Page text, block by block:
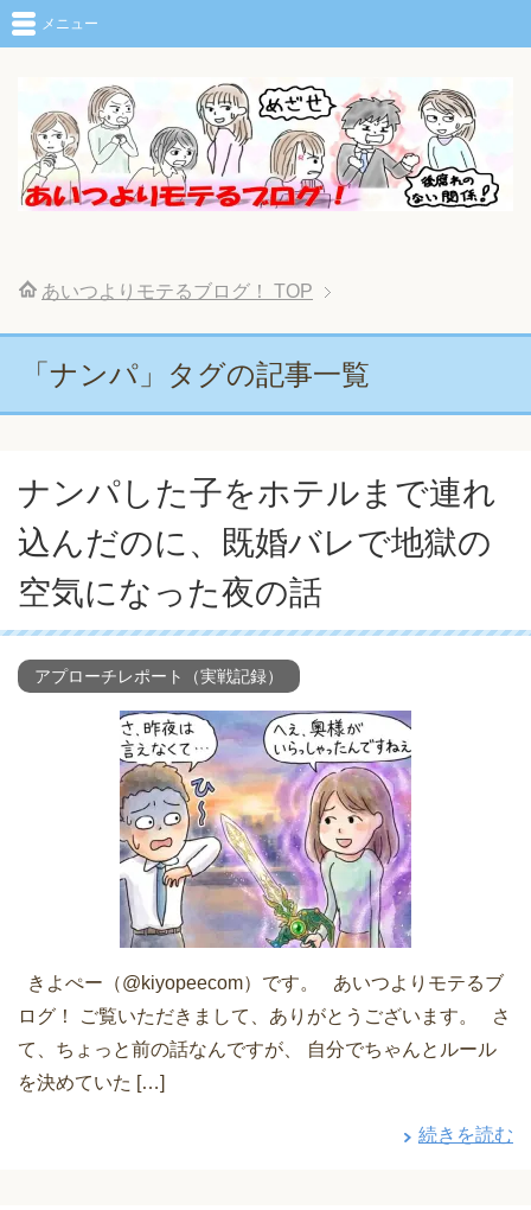
メニュー
あいつよりモテるブログ！ TOP
「ナンパ」タグの記事一覧
ナンパした子をホテルまで連れ
込んだのに、既婚バレで地獄の
空気になった夜の話
アプローチレポート（実戦記録）
きよぺー（@kiyopeecom）です。 あいつよりモテるブ
ログ！ ご覧いただきまして、ありがとうございます。 さ
て、ちょっと前の話なんですが、 自分でちゃんとルール
を決めていた […]
続きを読む